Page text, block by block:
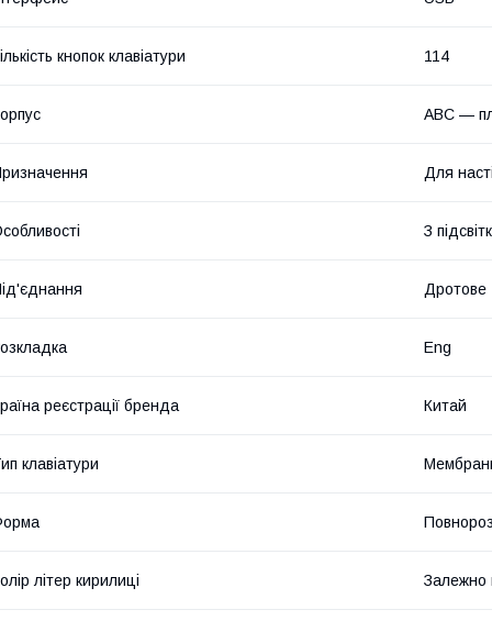
кнопок клавіатури 114
ABC —
Для
З
Дротове
Eng
реєстрації бренда Китай
клавіатури
літер кирилиці Залежно